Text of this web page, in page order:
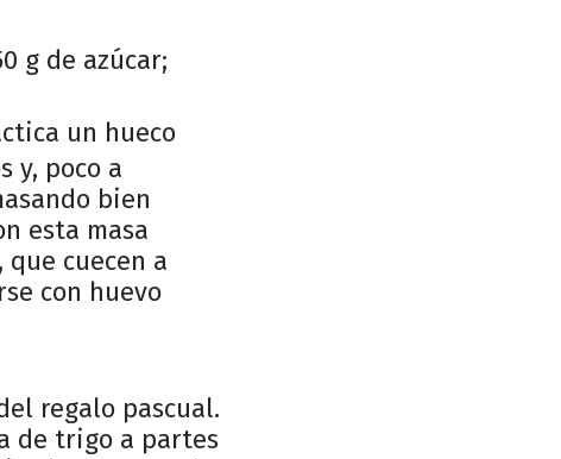
g de azúcar;
un hueco
y, poco a
bien
esta masa
cuecen a
con huevo
regalo pascual.
de trigo a partes